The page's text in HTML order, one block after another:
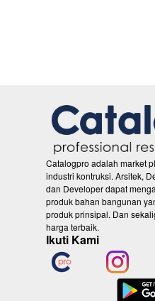
Catalogpro adalah market
industri kontruksi. Arsitek,
dan Developer dapat
produk bahan bangunan
produk prinsipal. Dan
harga terbaik.
Ikuti Kami